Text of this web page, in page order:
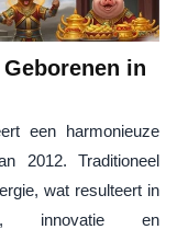
in
een harmonieuze
2012. Traditioneel
wat resulteert in
innovatie en